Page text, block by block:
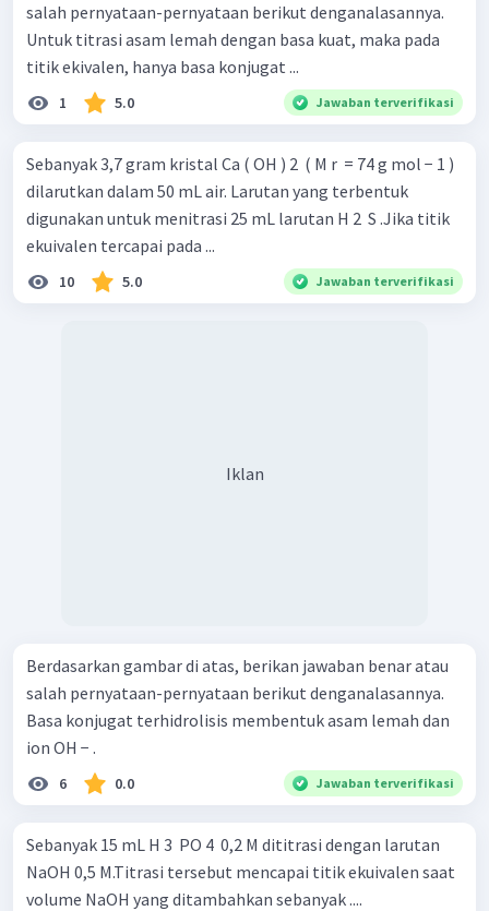
salah pernyataan-pernyataan berikut denganalasannya.
Untuk titrasi asam lemah dengan basa kuat, maka pada
titik ekivalen, hanya basa konjugat ...
1 5.0 Jawaban terverifikasi
Sebanyak 3,7 gram kristal Ca ( OH ) 2 ​ ( M r ​ = 74 g mol − 1 )
dilarutkan dalam 50 mL air. Larutan yang terbentuk
digunakan untuk menitrasi 25 mL larutan H 2 ​ S .Jika titik
ekuivalen tercapai pada ...
10 5.0 Jawaban terverifikasi
Iklan
Berdasarkan gambar di atas, berikan jawaban benar atau
salah pernyataan-pernyataan berikut denganalasannya.
Basa konjugat terhidrolisis membentuk asam lemah dan
ion OH − .
6 0.0 Jawaban terverifikasi
Sebanyak 15 mL H 3 ​ PO 4 ​ 0,2 M dititrasi dengan larutan
NaOH 0,5 M.Titrasi tersebut mencapai titik ekuivalen saat
volume NaOH yang ditambahkan sebanyak ....